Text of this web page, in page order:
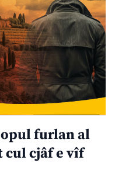
furlan al
cul cjâf e vîf